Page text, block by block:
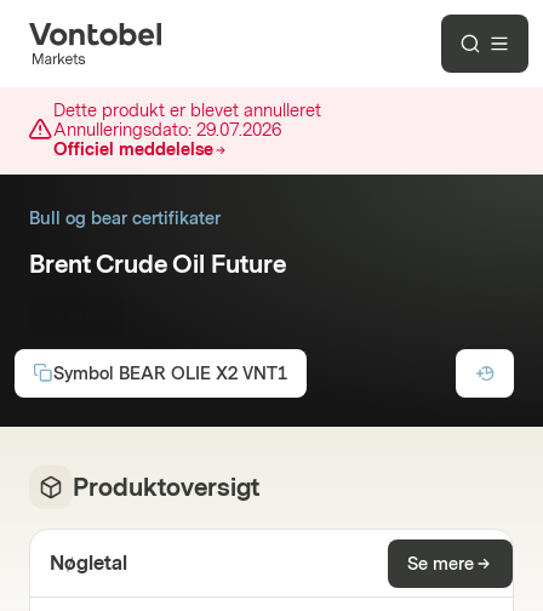
Dette produkt er blevet annulleret
Annulleringsdato: 29.07.2026
Officiel meddelelse
Bull og bear certifikater
Brent Crude Oil Future
Symbol BEAR OLIE X2 VNT1
Produktoversigt
Nøgletal Se mere